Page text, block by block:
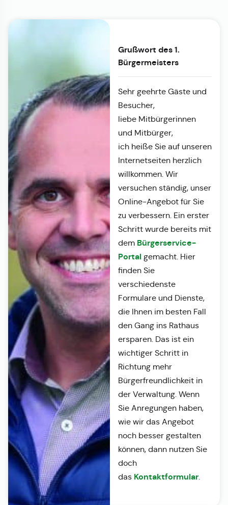
Grußwort des 1.
Bürgermeisters
Sehr geehrte Gäste und
Besucher,
liebe Mitbürgerinnen
und Mitbürger,
ich heiße Sie auf unseren
Internetseiten herzlich
willkommen. Wir
versuchen ständig, unser
Online-Angebot für Sie
zu verbessern. Ein erster
Schritt wurde bereits mit
dem Bürgerservice-
Portalgemacht. Hier
finden Sie
verschiedenste
Formulare und Dienste,
die Ihnen im besten Fall
den Gang ins Rathaus
ersparen. Das ist ein
wichtiger Schritt in
Richtung mehr
Bürgerfreundlichkeit in
der Verwaltung. Wenn
Sie Anregungen haben,
wie wir das Angebot
noch besser gestalten
können, dann nutzen Sie
doch
das Kontaktformular.